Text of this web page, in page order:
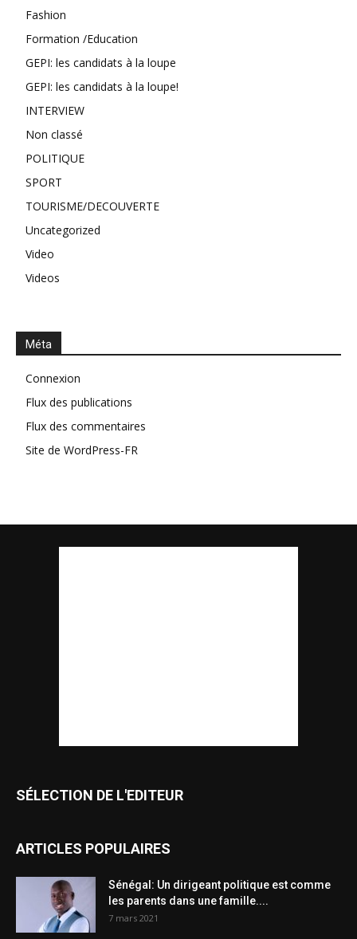
Fashion
Formation /Education
GEPI: les candidats à la loupe
GEPI: les candidats à la loupe!
INTERVIEW
Non classé
POLITIQUE
SPORT
TOURISME/DECOUVERTE
Uncategorized
Video
Videos
Méta
Connexion
Flux des publications
Flux des commentaires
Site de WordPress-FR
SÉLECTION DE L'EDITEUR
ARTICLES POPULAIRES
Sénégal: Un dirigeant politique est comme
les parents dans une famille....
7 mars 2021